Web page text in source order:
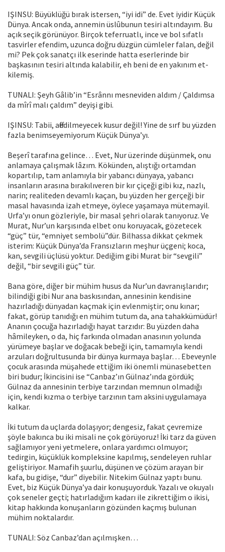
IŞINSU: Büyüklüğü bırak istersen, “iyi idi” de. Evet iyidir Küçük
Dünya. Ancak onda, annemin üslûbunun tesiri altındayım. Bu
açık seçik görünüyor. Birçok teferruatlı, ince ve bol sıfatlı
tasvirler efendim, uzunca doğru düzgün cümleler falan, değil
mi? Pek çok sanatçı ilk eserinde hatta eserlerinde bir
başkasının tesiri altında kalabilir, eh beni de en yakınım et­
kilemiş.
TUNALI: Şeyh Gâlib’in “Esrânnı mesneviden aldım / Çaldımsa
da mîrî malı çaldım” deyişi gibi.
IŞINSU: Tabii, affedilmeyecek kusur değil! Yine de sırf bu yüzden
fazla benimseyemiyorum Küçük Dünya’yı.
Beşerî tarafına gelince… Evet, Nur üzerinde düşünmek, onu
anlamaya çalışmak lâzım. Kökünden, alıştığı ortamdan
kopartılıp, tam anlamıyla bir yabancı dünyaya, yabancı
insanların arasına bırakılıveren bir kır çiçeği gibi kız, nazlı,
narin; realiteden devamlı kaçan, bu yüzden her gerçeği bir
masal havasında izah etmeye, öylece yaşamaya mütemayil.
Urfa’yı onun gözleriyle, bir masal şehri olarak tanıyoruz. Ve
Murat, Nur’un karşısında elbet onu ko­ruyacak, gözetecek
“güç” tür, “emniyet sembolü”dür. Bilhassa dikkat çekmek
isterim: Küçük Dünya’da Fransızların meşhur üçgeni; koca,
kan, sevgili üç­lüsü yoktur. Dediğim gibi Murat bir “sevgili”
değil, “bir sevgili güç” tür.
Bana göre, diğer bir mühim husus da Nur’un davranışlarıdır;
bilindiği gibi Nur ana baskısından, annesinin kendisine
hazırladığı dünyadan kaçmak için evlenmiştir; onu kınar;
fakat, görüp tanıdığı en mühim tutum da, ana tahak­kümüdür!
Ananın çocuğa hazırladığı hayat tarzıdır: Bu yüzden daha
hâmiley­ken, o da, hiç farkında olmadan anasının yolunda
yürümeye başlar ve doğa­cak bebeği için, tamamıyla kendi
arzuları doğrultusunda bir dünya kurmaya başlar… Ebeveynle
çocuk arasında müşahede ettiğim iki önemli münasebetten
biri budur; İkincisini ise “Canbaz’ın Gülnaz’ında gördük;
Gülnaz da annesinin terbiye tarzından memnun olmadığı
için, kendi kızma o terbiye tarzının tam aksini uygulamaya
kalkar.
İki tutum da uçlarda dolaşıyor; dengesiz, fakat çevremize
şöyle bakınca bu iki misali ne çok görüyoruz! İki tarz da güven
sağlamıyor yeni yetmelere, onlara yardımcı olmuyor;
tedirgin, küçüklük kompleksine kapılmış, sendeleyen ruhlar
geliştiriyor. Mamafih şuurlu, düşünen ve çözüm arayan bir
kafa, bu gidişe, “dur” diyebilir. Nitekim Gülnaz yaptı bunu.
Evet, biz Küçük Dünya’ya dair konuşuyorduk. Yazalı ve okuyalı
çok seneler geçti; hatırladığım kadarı ile zikrettiğim o ikisi,
kitap hakkında konuşanların gözünden kaçmış bulunan
mühim noktalardır.
TUNALI: Söz Canbaz’dan açılmışken…